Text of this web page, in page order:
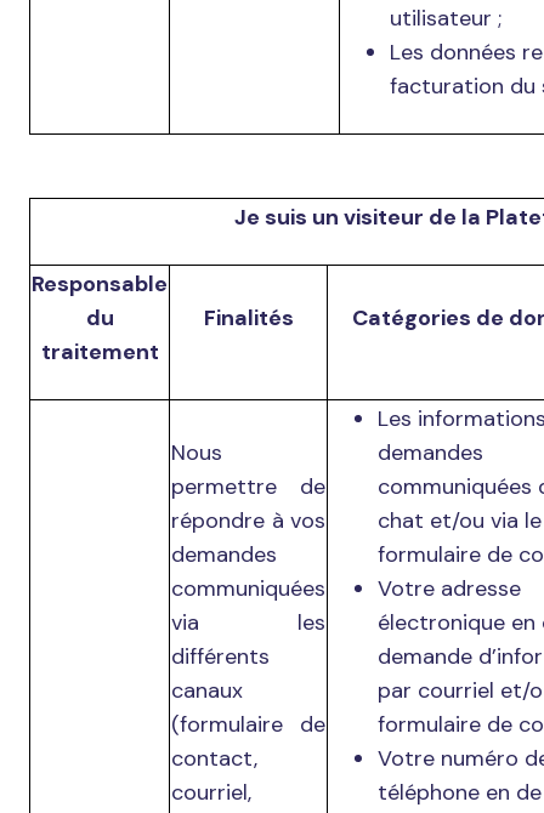
utilisateur ;
Les données
facturation du
Je suis un visiteur de la
Responsable
du
traitement
Finalités Catégories de
Nous
permettre de
répondre à vos
demandes
communiquées
via les
différents
canaux
(formulaire de
contact,
courriel,
Les
demandes
communiquées
chat et/ou via le
formulaire de
Votre adresse
électronique en
demande
par courriel et/
formulaire de
Votre numéro
téléphone en de